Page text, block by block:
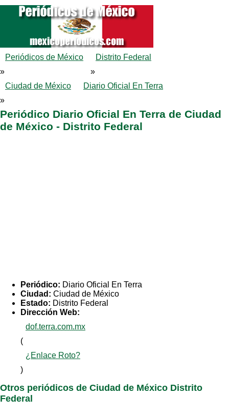
Periódicos de México
»
Distrito Federal
»
Ciudad de México
»
Diario Oficial En Terra
Periódico Diario Oficial En Terra de Ciudad
de México - Distrito Federal
Periódico: Diario Oficial En Terra
Ciudad: Ciudad de México
Estado: Distrito Federal
Dirección Web:
dof.terra.com.mx
(
¿Enlace Roto?
)
Otros periódicos de Ciudad de México Distrito
Federal